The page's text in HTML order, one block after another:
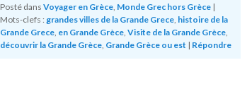
Posté dans Voyager en Grèce, Monde Grec hors Grèce |
Mots-clefs : grandes villes de la Grande Grece, histoire de la
Grande Grece, en Grande Grèce, Visite de la Grande Grèce,
découvrir la Grande Grèce, Grande Grèce ou est | Répondre